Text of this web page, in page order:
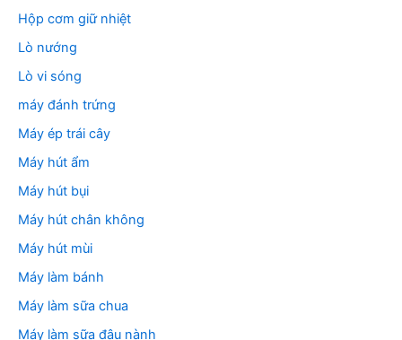
Hộp cơm giữ nhiệt
Lò nướng
Lò vi sóng
máy đánh trứng
Máy ép trái cây
Máy hút ẩm
Máy hút bụi
Máy hút chân không
Máy hút mùi
Máy làm bánh
Máy làm sữa chua
Máy làm sữa đậu nành